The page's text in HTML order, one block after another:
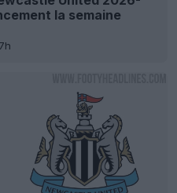
la semaine
7h